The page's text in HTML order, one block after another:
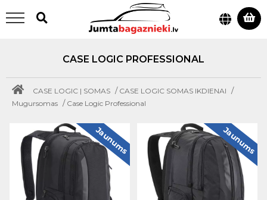
CASE LOGIC PROFESSIONAL
CASE LOGIC | SOMAS / CASE LOGIC SOMAS IKDIENAI /
Mugursomas / Case Logic Professional
Jaunums Jaunums